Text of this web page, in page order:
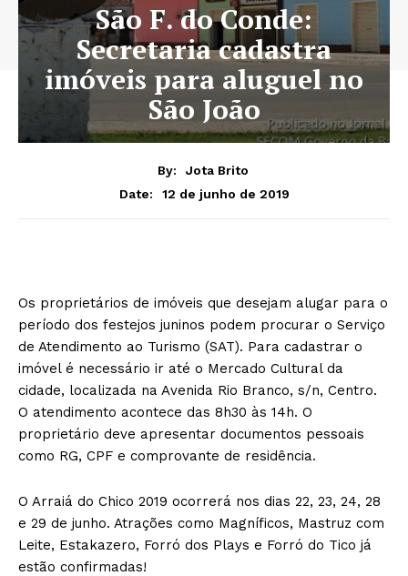
São F. do Conde:
Secretaria cadastra
imóveis para aluguel no
São João
By:
Jota Brito
Date:
12 de junho de 2019
Os proprietários de imóveis que desejam alugar para o
período dos festejos juninos podem procurar o Serviço
de Atendimento ao Turismo (SAT). Para cadastrar o
imóvel é necessário ir até o Mercado Cultural da
cidade, localizada na Avenida Rio Branco, s/n, Centro.
O atendimento acontece das 8h30 às 14h. O
proprietário deve apresentar documentos pessoais
como RG, CPF e comprovante de residência.
O Arraiá do Chico 2019 ocorrerá nos dias 22, 23, 24, 28
e 29 de junho. Atrações como Magníficos, Mastruz com
Leite, Estakazero, Forró dos Plays e Forró do Tico já
estão confirmadas!